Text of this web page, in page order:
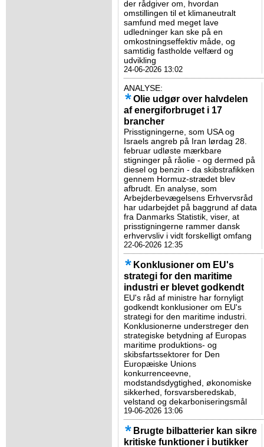
der rådgiver om, hvordan
omstillingen til et klimaneutralt
samfund med meget lave
udledninger kan ske på en
omkostningseffektiv måde, og
samtidig fastholde velfærd og
udvikling
24-06-2026 13:02
ANALYSE:
Olie udgør over halvdelen
af energiforbruget i 17
brancher
Prisstigningerne, som USA og
Israels angreb på Iran lørdag 28.
februar udløste mærkbare
stigninger på råolie - og dermed på
diesel og benzin - da skibstrafikken
gennem Hormuz-strædet blev
afbrudt. En analyse, som
Arbejderbevægelsens Erhvervsråd
har udarbejdet på baggrund af data
fra Danmarks Statistik, viser, at
prisstigningerne rammer dansk
erhvervsliv i vidt forskelligt omfang
22-06-2026 12:35
Konklusioner om EU's
strategi for den maritime
industri er blevet godkendt
EU's råd af ministre har fornyligt
godkendt konklusioner om EU's
strategi for den maritime industri.
Konklusionerne understreger den
strategiske betydning af Europas
maritime produktions- og
skibsfartssektorer for Den
Europæiske Unions
konkurrenceevne,
modstandsdygtighed, økonomiske
sikkerhed, forsvarsberedskab,
velstand og dekarboniseringsmål
19-06-2026 13:06
Brugte bilbatterier kan sikre
kritiske funktioner i butikker